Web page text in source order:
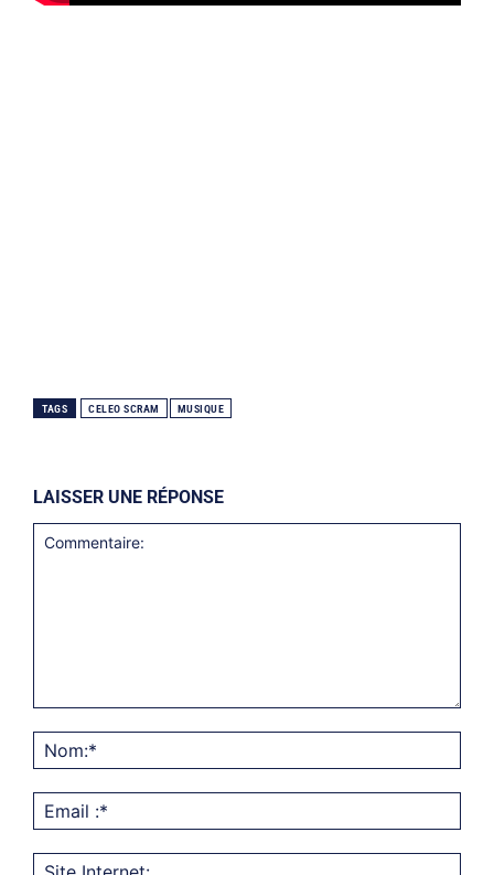
TAGS CELEO SCRAM MUSIQUE
LAISSER UNE RÉPONSE
:*